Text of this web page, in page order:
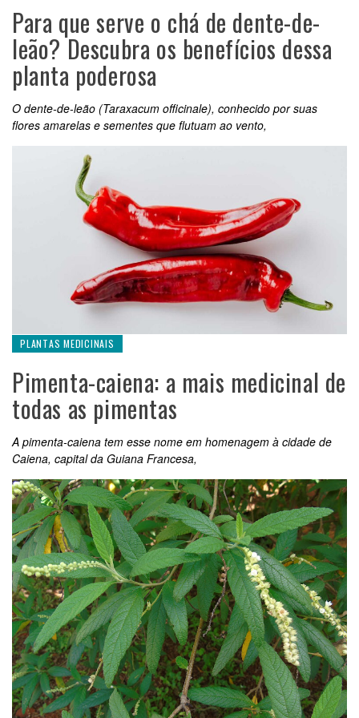
Para que serve o chá de dente-de-
leão? Descubra os benefícios dessa
planta poderosa
O dente-de-leão (Taraxacum officinale), conhecido por suas
flores amarelas e sementes que flutuam ao vento,
PLANTAS MEDICINAIS
Pimenta-caiena: a mais medicinal de
todas as pimentas
A pimenta-caiena tem esse nome em homenagem à cidade de
Caiena, capital da Guiana Francesa,